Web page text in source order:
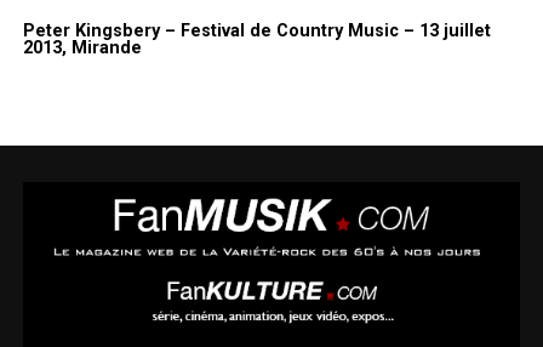
Peter Kingsbery – Festival de Country Music – 13 juillet
2013, Mirande